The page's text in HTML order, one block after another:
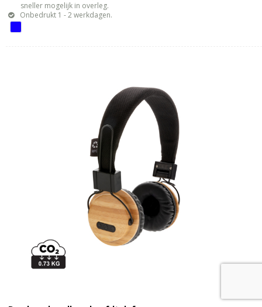
sneller mogelijk in overleg.
Onbedrukt 1 - 2 werkdagen.